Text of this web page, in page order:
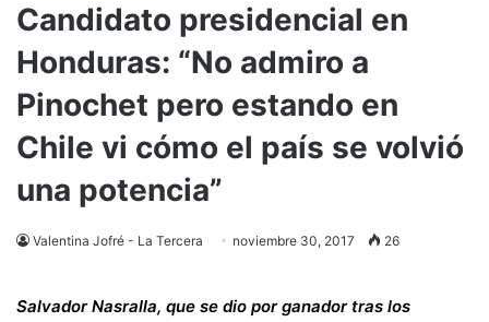
Candidato presidencial en
Honduras: “No admiro a
Pinochet pero estando en
Chile vi cómo el país se volvió
una potencia”
Valentina Jofré - La Tercera noviembre 30, 2017 26
Salvador Nasralla, que se dio por ganador tras los